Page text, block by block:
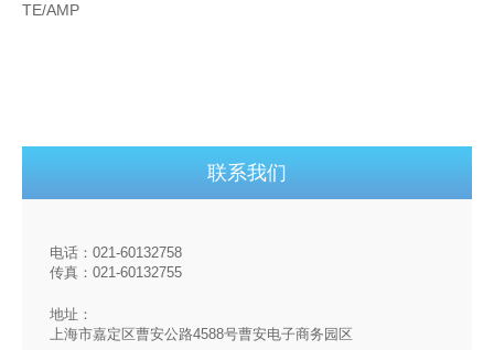
TE/AMP
联系我们
电话：021-60132758
传真：021-60132755
地址：
上海市嘉定区曹安公路4588号曹安电子商务园区